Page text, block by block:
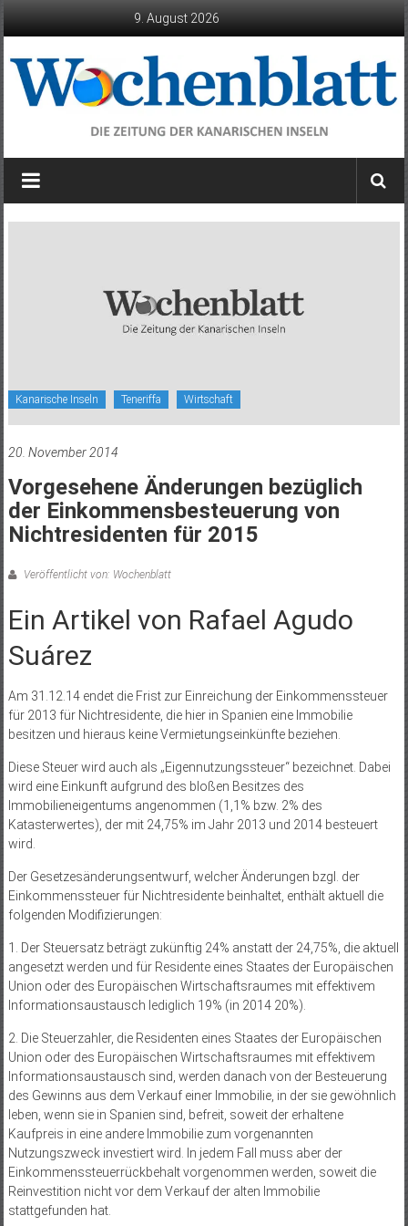
9. August 2026
Wochenblatt
die
Kanarische Inseln Teneriffa Wirtschaft
20. November 2014
Vorgesehene Änderungen bezüglich
der Einkommensbesteuerung von
Nichtresidenten für 2015
Veröffentlicht von: Wochenblatt
Ein Artikel von Rafael Agudo
Suárez
Am 31.12.14 endet die Frist zur Einreichung der Einkommenssteuer
für 2013 für Nichtresidente, die hier in Spanien eine Immobilie
besitzen und hieraus keine Vermietungseinkünfte beziehen.
Diese Steuer wird auch als „Eigennutzungssteuer“ bezeichnet. Dabei
wird eine Einkunft aufgrund des bloßen Besitzes des
Immobilieneigentums angenommen (1,1% bzw. 2% des
Katasterwertes), der mit 24,75% im Jahr 2013 und 2014 besteuert
wird.
Der Gesetzesänderungsentwurf, welcher Änderungen bzgl. der
Einkommenssteuer für Nichtresidente beinhaltet, enthält aktuell die
folgenden Modifizierungen:
1. Der Steuersatz beträgt zukünftig 24% anstatt der 24,75%, die aktuell
angesetzt werden und für Residente eines Staates der Europäischen
Union oder des Europäischen Wirtschaftsraumes mit effektivem
Informationsaustausch lediglich 19% (in 2014 20%).
2. Die Steuerzahler, die Residenten eines Staates der Europäischen
Union oder des Europäischen Wirtschaftsraumes mit effektivem
Informationsaustausch sind, werden danach von der Besteuerung
des Gewinns aus dem Verkauf einer Immobilie, in der sie gewöhnlich
leben, wenn sie in Spanien sind, befreit, soweit der erhaltene
Kaufpreis in eine andere Immobilie zum vorgenannten
Nutzungszweck investiert wird. In jedem Fall muss aber der
Einkommenssteuerrückbehalt vorgenommen werden, soweit die
Reinvestition nicht vor dem Verkauf der alten Immobilie
stattgefunden hat.